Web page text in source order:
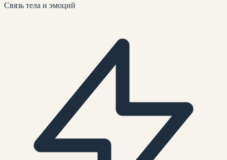
Связь тела и эмоций